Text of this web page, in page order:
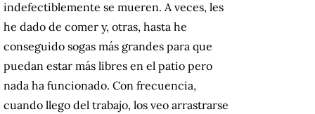
indefectiblemente se mueren. A veces, les
he dado de comer y, otras, hasta he
conseguido sogas más grandes para que
puedan estar más libres en el patio pero
nada ha funcionado. Con frecuencia,
cuando llego del trabajo, los veo arrastrarse